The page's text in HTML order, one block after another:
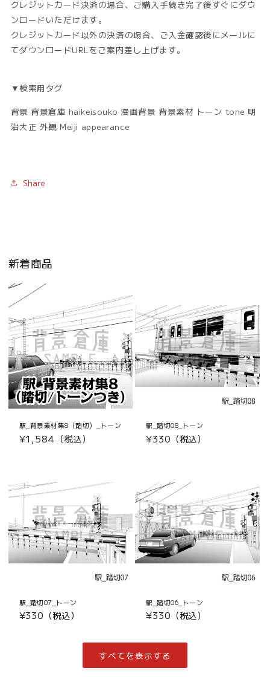
クレジットカード決済の場合、ご購入手続き完了後すぐにダウ
ンロードいただけます。
クレジットカード以外の決済の場合、ご入金確認後にメールに
てダウンロードURLをご案内差し上げます。
▼検索用タグ
背景 背景倉庫 haikeisouko 漫画背景 背景素材 トーン tone 明
治大正 外観 Meiji appearance
Share
新着商品
駅_背景素材集8（踏切）_トーン
通
¥1,584（税込）
駅_踏切08_トーン
通
¥330（税込）
駅_踏切07_トーン
通
¥330（税込）
駅_踏切06_トーン
通
価
格
¥330（税込）
すべてを表示する